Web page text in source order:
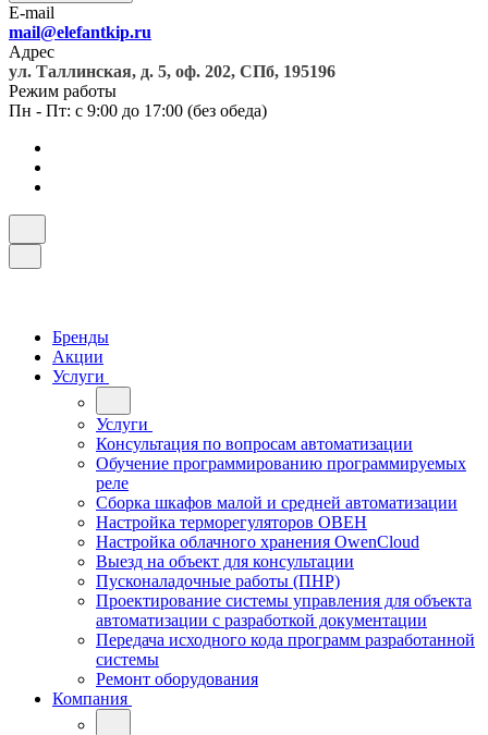
E-mail
mail@elefantkip.ru
Адрес
ул. Таллинская, д. 5, оф. 202, СПб, 195196
Режим работы
Пн - Пт: с 9:00 до 17:00 (без обеда)
Бренды
Акции
Услуги
Услуги
Консультация по вопросам автоматизации
Обучение программированию программируемых
реле
Сборка шкафов малой и средней автоматизации
Настройка терморегуляторов ОВЕН
Настройка облачного хранения OwenCloud
Выезд на объект для консультации
Пусконаладочные работы (ПНР)
Проектирование системы управления для объекта
автоматизации с разработкой документации
Передача исходного кода программ разработанной
системы
Ремонт оборудования
Компания